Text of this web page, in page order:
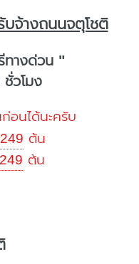
บจ้างถนนจตุโชติ
างด่วน "
วโมง
อนได้นะครับ
ต้น
ต้น